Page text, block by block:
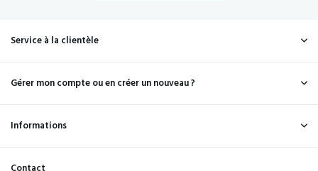
Service à la clientèle
Gérer mon compte ou en créer un nouveau ?
Informations